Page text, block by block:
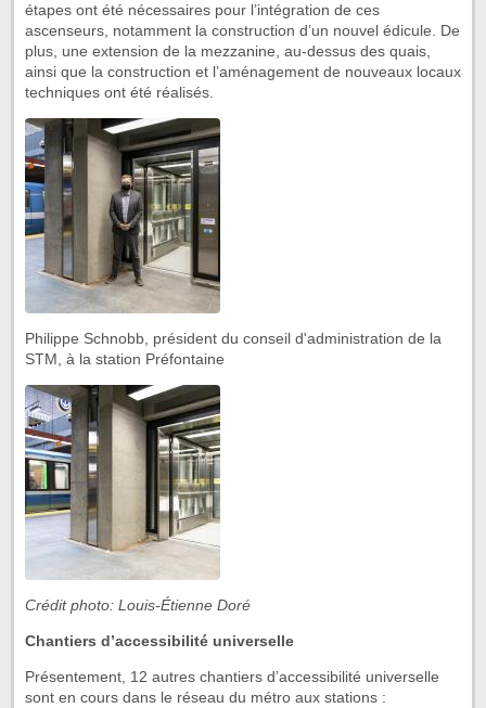
étapes ont été nécessaires pour l’intégration de ces
ascenseurs, notamment la construction d’un nouvel édicule. De
plus, une extension de la mezzanine, au-dessus des quais,
ainsi que la construction et l’aménagement de nouveaux locaux
techniques ont été réalisés.
Philippe Schnobb, président du conseil d'administration de la
STM, à la station Préfontaine
Crédit photo: Louis-Étienne Doré
Chantiers d’accessibilité universelle
Présentement, 12 autres chantiers d’accessibilité universelle
sont en cours dans le réseau du métro aux stations :